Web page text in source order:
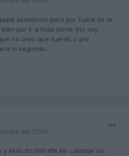
asimétrico pero por fuera de la
por ir a toda leche (no voy
no creo que fuera), o por
lo segundo...
del 2005
y llevo 60.000 KM sin cambiar los